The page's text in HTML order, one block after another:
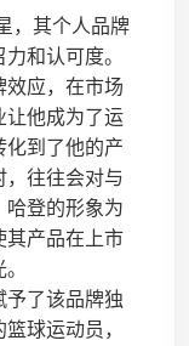
，其个人品牌
和认可度。
应，在市场
让他成为了运
到了他的产
往往会对与
登的形象为
其产品在上市
予了该品牌独
球运动员，